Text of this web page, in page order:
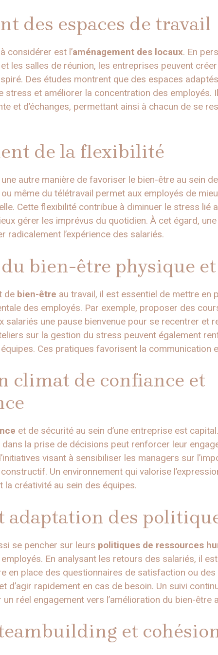
des espaces de travail
considérer est l’aménagement des locaux. En
les salles de réunion, les entreprises peuvent
Des études montrent que des espaces
stress et améliorer la concentration des employés.
et d’échanges, permettant ainsi à chacun de se
de la flexibilité
autre manière de favoriser le bien-être au sein
même du télétravail permet aux employés de
Cette flexibilité contribue à diminuer le stress lié
gérer les imprévus du quotidien. À cet égard,
l’expérience des salariés.
bien-être physique
de bien-être au travail, il est essentiel de mettre en
des employés. Par exemple, proposer des
une pause bienvenue pour se recentrer et
sur la gestion du stress peuvent également
Ces pratiques favorisent la communication
climat de confiance et
et de sécurité au sein d’une entreprise est
la prise de décisions peut renforcer leur
visant à sensibiliser les managers sur
Un environnement qui valorise
la créativité au sein des équipes.
adaptation des
se pencher sur leurs politiques de ressources
En analysant les retours des salariés, il
en place des questionnaires de satisfaction ou
d’agir rapidement en cas de besoin. Un suivi
réel engagement vers l’amélioration du bien-être
et